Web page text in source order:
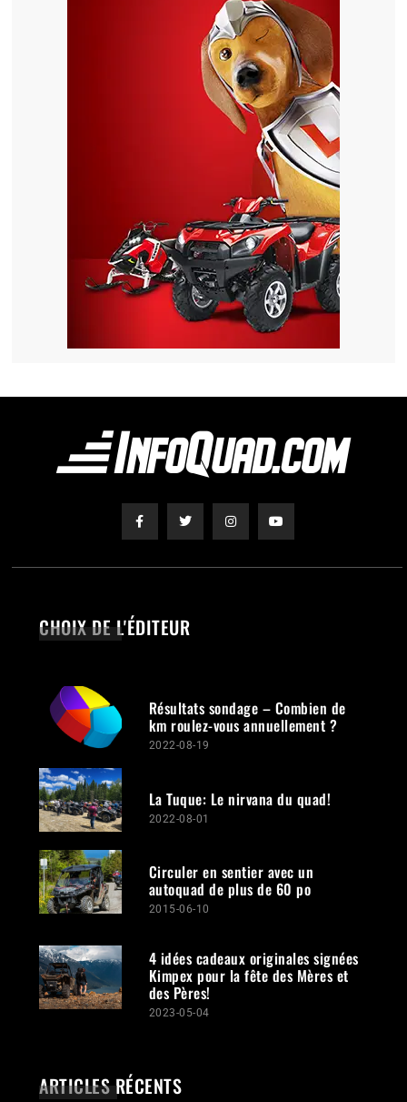
CHOIX DE L'ÉDITEUR
Résultats sondage – Combien de
km roulez-vous annuellement ?
2022-08-19
La Tuque: Le nirvana du quad!
2022-08-01
Circuler en sentier avec un
autoquad de plus de 60 po
2015-06-10
4 idées cadeaux originales signées
Kimpex pour la fête des Mères et
des Pères!
2023-05-04
ARTICLES RÉCENTS